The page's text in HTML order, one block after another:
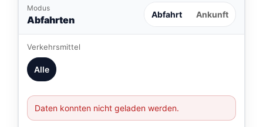
Modus
Abfahrten Abfahrt Ankunft
Verkehrsmittel
Alle
Daten konnten nicht geladen werden.